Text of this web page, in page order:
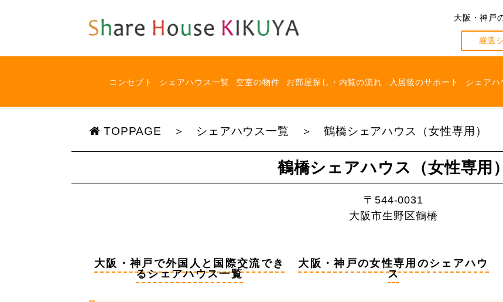
大阪・神戸
厳選
コンセプト シェアハウス一覧 空室の物件 お部屋探し・内覧の流れ 入居後のサポート シェアハ
TOPPAGE シェアハウス一覧 鶴橋シェアハウス（女性専用）
鶴橋シェアハウス（女性専用）
〒544-0031
大阪市生野区鶴橋
大阪・神戸で外国人と国際交流でき
るシェアハウス一覧
大阪・神戸の女性専用のシェアハウ
ス